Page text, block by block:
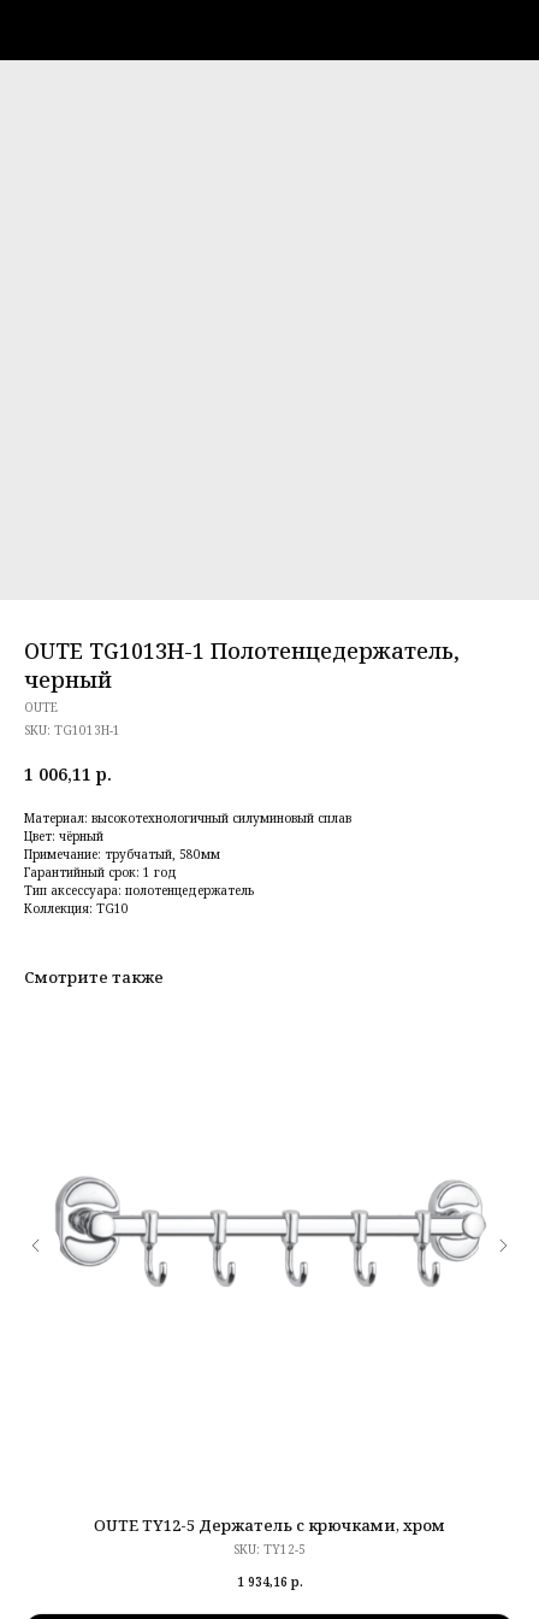
OUTE TG1013H-1 Полотенцедержатель,
черный
OUTE
SKU: TG1013H-1
1 006,11 р.
Материал: высокотехнологичный силуминовый сплав
Цвет: чёрный
Примечание: трубчатый, 580мм
Гарантийный срок: 1 год
Тип аксессуара: полотенцедержатель
Коллекция: TG10
Смотрите также
OUTE TY12-5 Держатель с крючками, хром
SKU: TY12-5
1 934,16 р.